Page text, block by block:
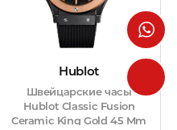
Hublot
Швейцарские часы
Hublot Classic Fusion
Ceramic King Gold 45 Mm